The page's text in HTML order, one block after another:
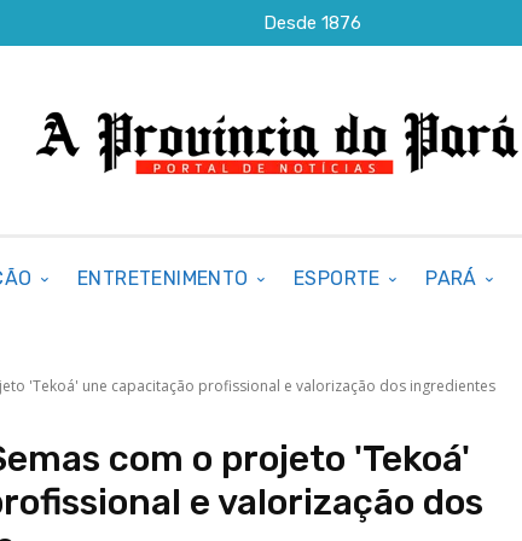
Desde 1876
ENTRETENIMENTO ESPORTE PARÁ
'Tekoá' une capacitação profissional e valorização dos ingredientes
com o projeto 'Tekoá'
e valorização dos